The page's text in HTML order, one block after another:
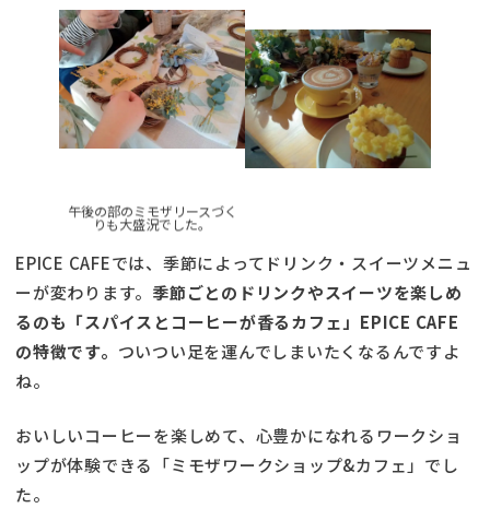
午後の部のミモザリースづく
りも大盛況でした。
EPICE CAFEでは、季節によってドリンク・スイーツメニュ
ーが変わります。 季節ごとのドリンクやスイーツを楽しめ
るのも「スパイスとコーヒーが香るカフェ」EPICE CAFE
の特徴です。 ついつい足を運んでしまいたくなるんですよ
ね。
おいしいコーヒーを楽しめて、心豊かになれるワークショ
ップが体験できる「ミモザワークショップ&カフェ」でし
た。